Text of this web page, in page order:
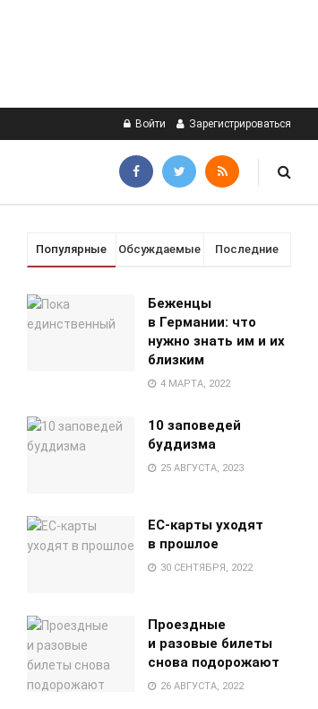
Войти Зарегистрироваться
Популярные Обсуждаемые Последние
Беженцы
в Германии: что
нужно знать им и их
близким
4 МАРТА, 2022
10 заповедей
буддизма
25 АВГУСТА, 2023
EC-карты уходят
в прошлое
30 СЕНТЯБРЯ, 2022
Проездные
и разовые билеты
снова подорожают
26 АВГУСТА, 2022